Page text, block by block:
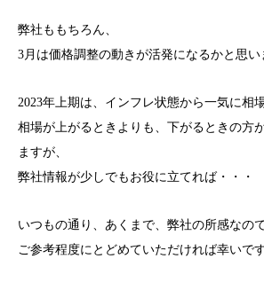
弊社ももちろん、
3月は価格調整の動きが活発になるかと思い
2023年上期は、インフレ状態から一気に相
相場が上がるときよりも、下がるときの方
ますが、
弊社情報が少しでもお役に立てれば・・・
いつもの通り、あくまで、弊社の所感なの
ご参考程度にとどめていただければ幸いです